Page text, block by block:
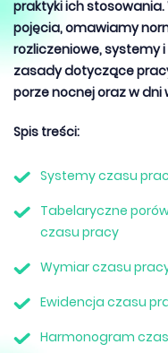
praktyki ich
pojęcia, omawiamy
rozliczeniowe, systemy
zasady dotyczące
porze nocnej oraz w dni
Spis treści:
Systemy czasu
Tabelaryczne
czasu pracy
Wymiar czasu
Ewidencja czasu
Harmonogram